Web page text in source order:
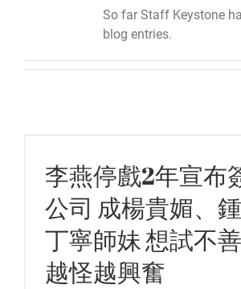
So far Staff Keystone
blog entries.
李燕停戲2年宣布
公司 成楊貴媚、鍾
丁寧師妹 想試不
越怪越興奮